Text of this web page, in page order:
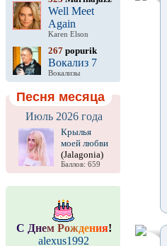
Well Meet
Again
Karen Elson
267 popurik
Вокализ 7
Вокализы
Песня месяца
Июль 2026 года
Крылья
моей любви
(Jalagonia)
Баллов: 659
С Днем Рождения!
alexus1992